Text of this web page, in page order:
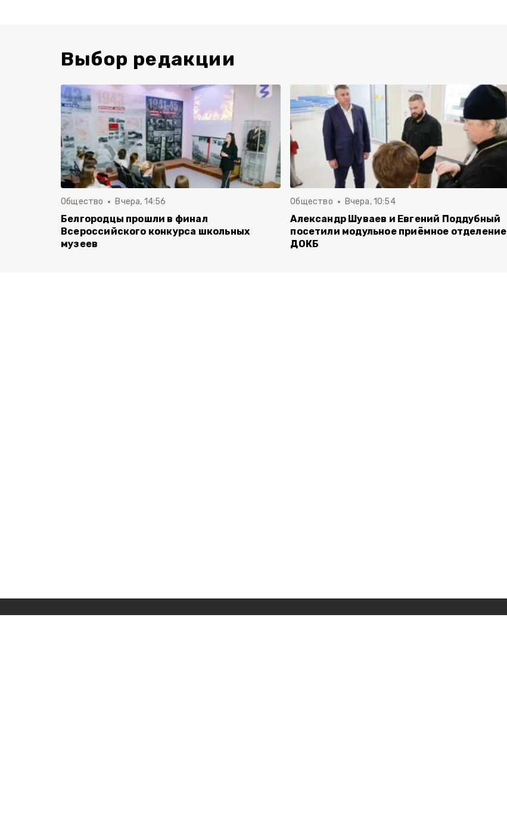
Выбор редакции
Общество Вчера, 14:56
Белгородцы прошли в финал
Всероссийского конкурса школьных
музеев
Общество Вчера, 10:54
Александр Шуваев и Евгений Поддубный
посетили модульное приёмное отделение
ДОКБ